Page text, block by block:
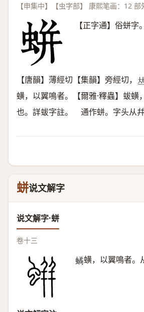
【申集中】【虫字部】 康熙笔画：12
【正字通】俗蛢字。
【唐韻】薄經切【集韻】旁經切，
蟥，以翼鳴者。【爾雅·釋蟲】蛂蟥
也。詳蛂字註。 通作蛢。字头从幷
蛢说文解字
说文解字·蛢
卷十三
𧑐蟥，以翼鳴者。